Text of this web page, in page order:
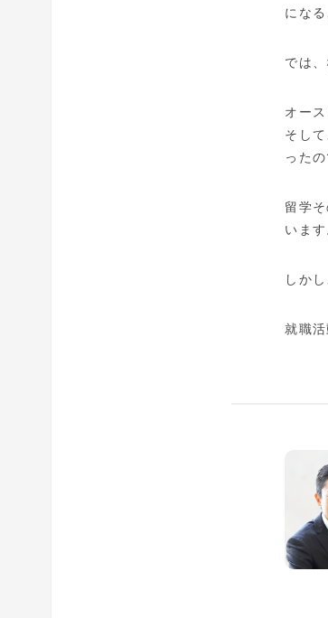
にな
では
オー
そし
ったの
留学
いま
しかし
就職